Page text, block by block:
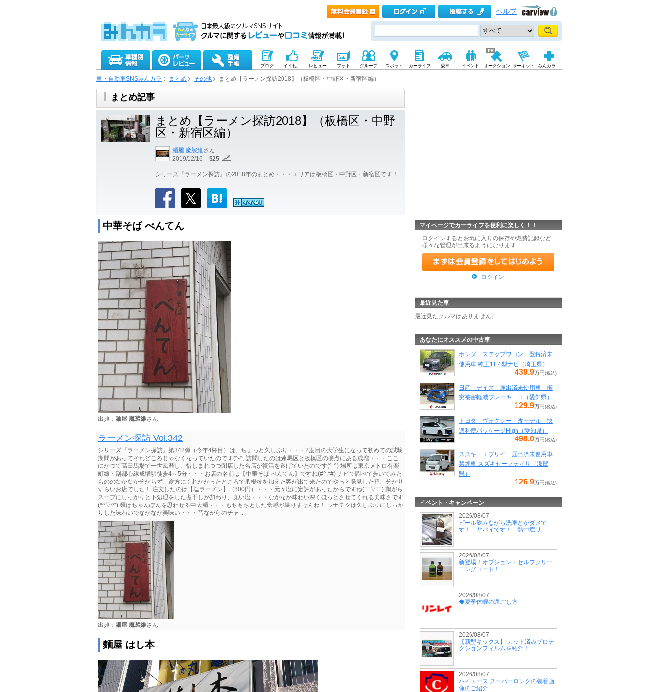
ヘルプ
ブログ イイね！ レビュー フォト グループ スポット カーライフ 愛車 イベント オークション サーキット みんカラ＋
車・自動車SNSみんカラ まとめ その他 まとめ【ラーメン探訪2018】（板橋区・中野区・新宿区編）
まとめ記事
まとめ【ラーメン探訪2018】（板橋区・中野
区・新宿区編）
麺屋 魔裟維さん
2019/12/16
525
シリーズ『ラーメン探訪』の2018年のまとめ・・・エリアは板橋区・中野区・新宿区です！
中華そば べんてん
出典： 麺屋 魔裟維さん
ラーメン探訪 Vol.342
シリーズ『ラーメン探訪』第342弾（今年4杯目）は、ちょっと久しぶり・・・2度目の大学生になって初めての試験
期間があってそれどころじゃなくなっていたのです(^-^; 訪問したのは練馬区と板橋区の接点にある成増・・・ここ
にかつて高田馬場で一世風靡し、惜しまれつつ閉店した名店が復活を遂げていたのです(^-^) 場所は東京メトロ有楽
町線・副都心線成増駅徒歩4～5分・・・お店の名前は【中華そば べんてん】ですね(#^.^#) ナビで調べて歩いてみた
もののなかなか分からず、途方にくれかかったところで爪楊枝を加えた客が出て来たのでやっと発見した程、分かり
ずらいお店でした！ 注文したのは【塩ラーメン】（800円）・・・元々塩に定評があったからですね(￣▽￣) 鶏がら
スープにしっかりと下処理をした煮干しが加わり、丸い塩・・・なかなか味わい深くほっとさせてくれる美味さです
(*^▽^*) 麺はちゃんぽんを思わせる中太麺・・・もちもちとした食感が堪りませんね！ シナチクは久しぶりにしっか
りした味わいでなかなか美味い・・・昔ながらのチャ ...
出典： 麺屋 魔裟維さん
麵屋 はし本
マイページでカーライフを便利に楽しく！！
ログインするとお気に入りの保存や燃費記録など
様々な管理が出来るようになります
ログイン
最近見た車
最近見たクルマはありません。
あなたにオススメの中古車
ホンダ ステップワゴン 登録済未
使用車 純正11.4型ナビ（埼玉県）
439.9万円(税込)
日産 デイズ 届出済未使用車 衝
突被害軽減ブレーキ コ（愛知県）
129.9万円(税込)
トヨタ ヴォクシー 改モデル 快
適利便パッケージHigh（愛知県）
498.0万円(税込)
スズキ エブリイ 届出済未使用車
禁煙車 スズキセーフティサ（滋賀
県）
126.9万円(税込)
イベント・キャンペーン
2026/08/07
ビール飲みながら洗車とかダメで
す！ ヤバイです！ 熱中症リ ...
2026/08/07
新登場！オプション・セルフクリー
ニングコート！
2026/08/07
◆夏季休暇の過ごし方
2026/08/07
【新型キックス】 カット済みプロテ
クションフィルムを紹介！
2026/08/07
ハイエース スーパーロングの装着画
像のご紹介